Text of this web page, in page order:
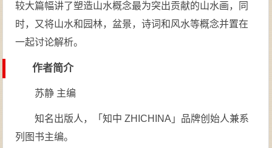
较大篇幅讲了塑造山水概念最为突出贡献的山水画，同
时，又将山水和园林，盆景，诗词和风水等概念并置在
一起讨论解析。
作者简介
苏静 主编
知名出版人，「知中 ZHICHINA」品牌创始人兼系
列图书主编。